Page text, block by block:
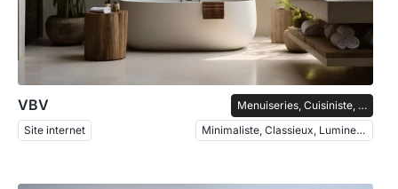
VBV
Menuiseries, Cuisiniste, Salles de bain
Site internet
Minimaliste, Classieux, Lumineux